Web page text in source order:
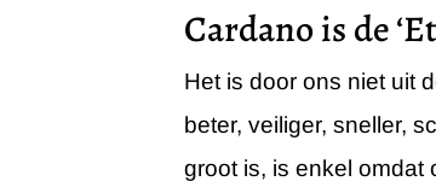
Cardano is de
Het is door ons niet uit
beter, veiliger, sneller,
groot is, is enkel omdat